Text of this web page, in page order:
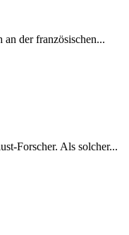
an der französischen...
Forscher. Als solcher...